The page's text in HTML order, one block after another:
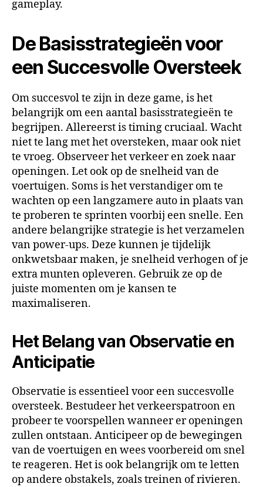
gameplay.
De Basisstrategieën voor
een Succesvolle Oversteek
Om succesvol te zijn in deze game, is het
belangrijk om een aantal basisstrategieën te
begrijpen. Allereerst is timing cruciaal. Wacht
niet te lang met het oversteken, maar ook niet
te vroeg. Observeer het verkeer en zoek naar
openingen. Let ook op de snelheid van de
voertuigen. Soms is het verstandiger om te
wachten op een langzamere auto in plaats van
te proberen te sprinten voorbij een snelle. Een
andere belangrijke strategie is het verzamelen
van power-ups. Deze kunnen je tijdelijk
onkwetsbaar maken, je snelheid verhogen of je
extra munten opleveren. Gebruik ze op de
juiste momenten om je kansen te
maximaliseren.
Het Belang van Observatie en
Anticipatie
Observatie is essentieel voor een succesvolle
oversteek. Bestudeer het verkeerspatroon en
probeer te voorspellen wanneer er openingen
zullen ontstaan. Anticipeer op de bewegingen
van de voertuigen en wees voorbereid om snel
te reageren. Het is ook belangrijk om te letten
op andere obstakels, zoals treinen of rivieren.